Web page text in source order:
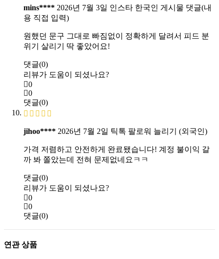
mins**** 2026년 7월 3일 인스타 한국인 게시물 댓글(내
용 직접 입력)
원했던 문구 그대로 빠짐없이 정확하게 달려서 피드 분
위기 살리기 딱 좋았어요!
댓글(0)
리뷰가 도움이 되셨나요?
0
0
댓글(0)
jihoo**** 2026년 7월 2일 틱톡 팔로워 늘리기 (외국인)
가격 저렴하고 안전하게 완료됐습니다! 계정 불이익 갈
까 봐 쫄았는데 전혀 문제없네요ㅋㅋ
댓글(0)
리뷰가 도움이 되셨나요?
0
0
댓글(0)
연관 상품